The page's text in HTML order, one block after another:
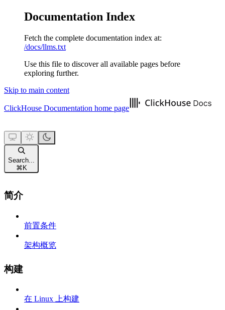
Documentation Index
Fetch the complete documentation index at:
/docs/llms.txt
Use this file to discover all available pages before
exploring further.
Skip to main content
ClickHouse Documentation home page
Search...
⌘ K
简介
前置条件
架构概览
构建
在 Linux 上构建